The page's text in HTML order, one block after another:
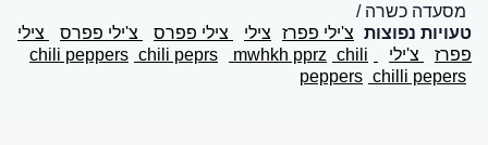
מסעדה כשרה
טעויות נפוצות צ'ילי פפרז צילי צילי פפרס צ'ילי פפרס
צילי
פפרז
צ'ילי chili peprs mwhkh pprz chili
peppers chilli pepers